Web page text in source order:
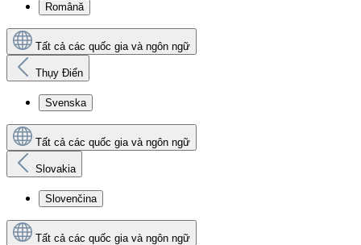
Română
Tất cả các quốc gia và ngôn ngữ
Thụy Điển
Svenska
Tất cả các quốc gia và ngôn ngữ
Slovakia
Slovenčina
Tất cả các quốc gia và ngôn ngữ